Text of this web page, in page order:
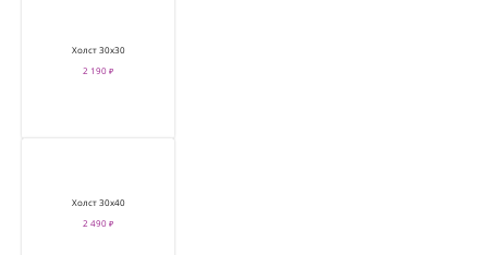
Холст 30х30
2 190 ₽
Холст 30х40
2 490 ₽